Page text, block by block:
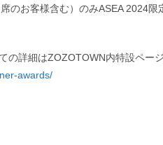
のお客様含む）のみASEA 2024限
詳細はZOZOTOWN内特設ページ
awards/